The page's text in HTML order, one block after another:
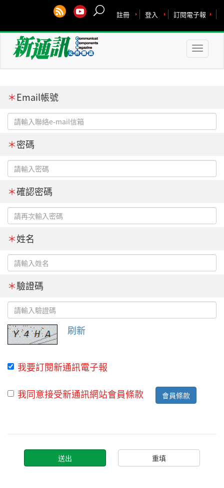
訂閱電子報
登入
註冊
Toggle
＊Email帳號
＊密碼
＊確認密碼
＊姓名
＊驗證碼
刷新
我要訂閱新通訊電子報
我同意接受新通訊網站會員條款
會員條款